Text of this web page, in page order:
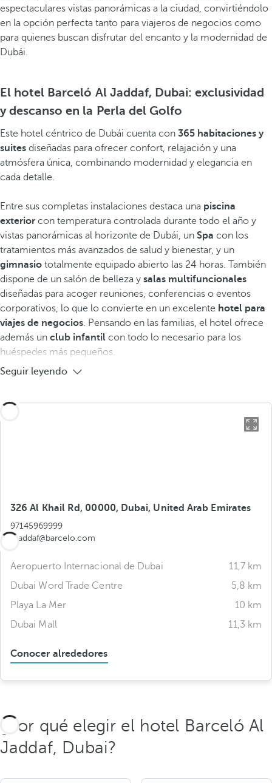
espectaculares vistas panorámicas a la ciudad, convirtiéndolo
en la opción perfecta tanto para viajeros de negocios como
para quienes buscan disfrutar del encanto y la modernidad de
Dubái.
El hotel Barceló Al Jaddaf, Dubai: exclusividad
y descanso en la Perla del Golfo
Este hotel céntrico de Dubái cuenta con 365 habitaciones y
suites diseñadas para ofrecer confort, relajación y una
atmósfera única, combinando modernidad y elegancia en
cada detalle.
Entre sus completas instalaciones destaca una piscina
exterior con temperatura controlada durante todo el año y
vistas panorámicas al horizonte de Dubái, un Spa con los
tratamientos más avanzados de salud y bienestar, y un
gimnasio totalmente equipado abierto las 24 horas. También
dispone de un salón de belleza y salas multifuncionales
diseñadas para acoger reuniones, conferencias o eventos
corporativos, lo que lo convierte en un excelente hotel para
viajes de negocios. Pensando en las familias, el hotel ofrece
además un club infantil con todo lo necesario para los
huéspedes más pequeños.
Seguir leyendo
326 Al Khail Rd, 00000, Dubai, United Arab Emirates
97145969999
aljaddaf@barcelo.com
Aeropuerto Internacional de Dubai
11,7 km
Dubai Word Trade Centre
5,8 km
Playa La Mer
10 km
Dubai Mall
11,3 km
Conocer alrededores
¿Por qué elegir el hotel Barceló Al
Jaddaf, Dubai?